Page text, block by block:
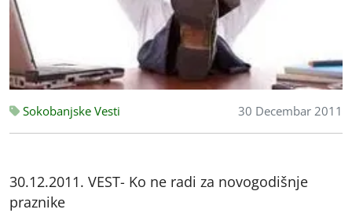
Sokobanjske Vesti 30 Decembar 2011
30.12.2011. VEST- Ko ne radi za novogodišnje
praznike